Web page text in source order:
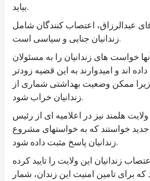
بیاید.
عبدالرزاق، اعتصاب کنندگان شامل
زندانیان جنایی و سیاسی است.
خواست های زندانیان را به مسئولان
داده اند و امیدوارند به این قضیه زودتر
ممکن وضعیت بهداشتی شماری از
زندانیان خراب شود.
هلمند نیز در اعلامیه ای از رئیس
خواستند که به خواستهای مشروع
زندانیان پاسخ مثبت داده شود.
زندانیان این ولایت را تایید کرده
برای تامین امنیت این زندان، شمار